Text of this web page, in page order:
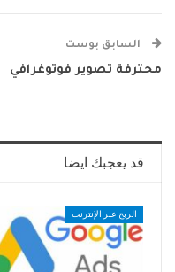
السابق بوست
محترفة تصوير فوتوغرافي
قد يعجبك ايضا
الربح عبر الإنترنت